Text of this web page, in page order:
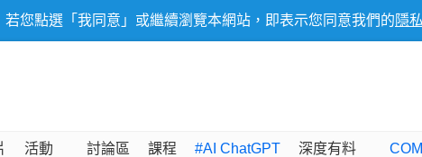
您點選「我同意」或繼續瀏覽本網站，即表示您同意我們的 隱
活動 討論區 課程 #AI ChatGPT 深度有料